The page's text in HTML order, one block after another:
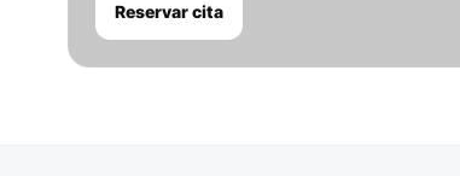
Reservar cita